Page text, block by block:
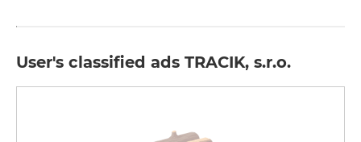
User's classified ads TRACIK, s.r.o.